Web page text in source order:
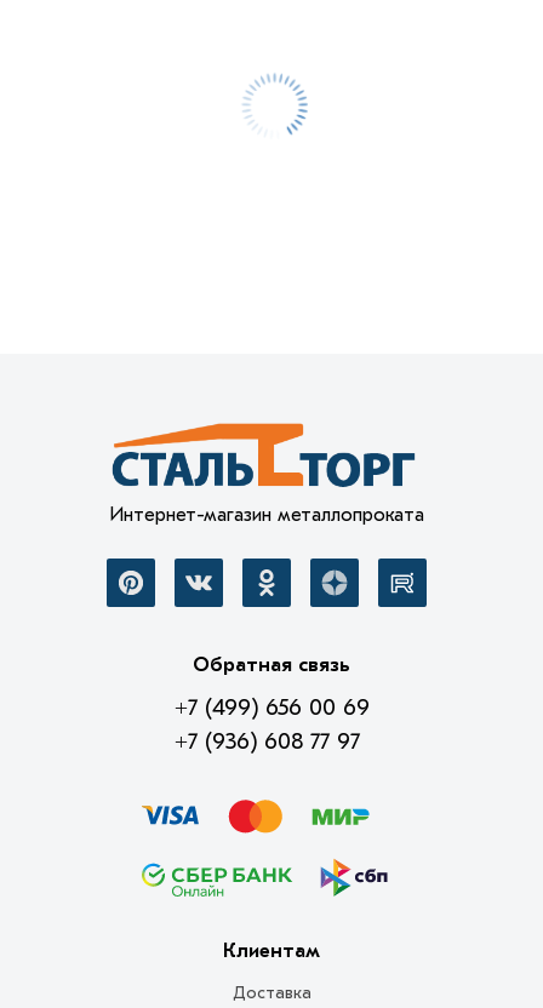
Интернет-магазин металлопроката
Обратная связь
+7 (499) 656 00 69
+7 (936) 608 77 97
Клиентам
Доставка